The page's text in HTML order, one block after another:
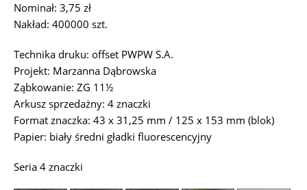
Nominał: 3,75 zł
Nakład: 400000 szt.
Technika druku: offset PWPW S.A.
Projekt: Marzanna Dąbrowska
Ząbkowanie: ZG 11½
Arkusz sprzedażny: 4 znaczki
Format znaczka: 43 x 31,25 mm / 125 x 153 mm (blok)
Papier: biały średni gładki fluorescencyjny
Seria 4 znaczki